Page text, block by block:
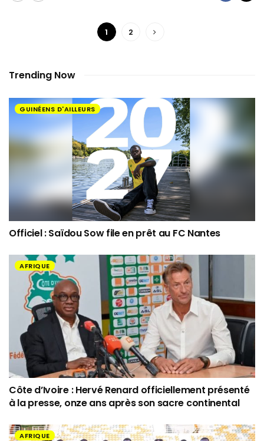
1 2
Trending Now
GUINÉENS D'AILLEURS
Officiel : Saïdou Sow file en prêt au FC Nantes
AFRIQUE
Côte d’Ivoire : Hervé Renard officiellement présenté
à la presse, onze ans après son sacre continental
AFRIQUE